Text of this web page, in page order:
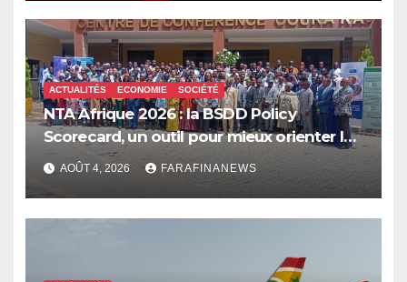
ACTUALITÉS ECONOMIE SOCIÉTÉ
NTA Afrique 2026 : la BSDD Policy
Scorecard, un outil pour mieux orienter les
dépenses publiques
AOÛT 4, 2026 FARAFINANEWS